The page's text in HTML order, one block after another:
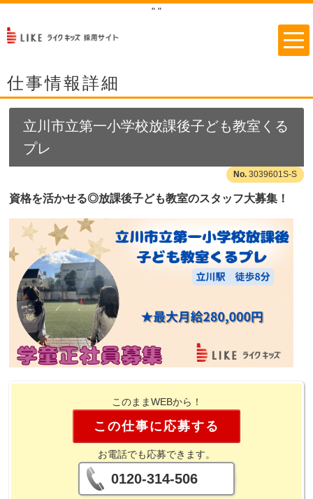
" "
仕事情報詳細
立川市立第一小学校放課後子ども教室くる
プレ
3039601S-S
資格を活かせる◎放課後子ども教室のスタッフ大募集！
このままWEBから！
この仕事に応募する
お電話でも応募できます。
0120-314-506